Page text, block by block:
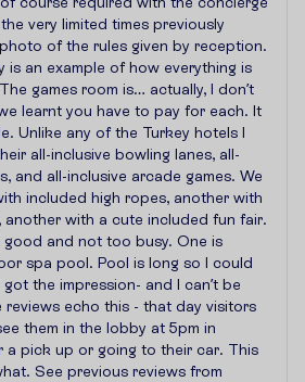
very limited times previously
of the rules given by reception.
an example of how everything is
games room is… actually, I don’t
learnt you have to pay for each. It
Unlike any of the Turkey hotels I
all-inclusive bowling lanes, all-
and all-inclusive arcade games. We
included high ropes, another with
another with a cute included fun fair.
and not too busy. One is
spa pool. Pool is long so I could
the impression- and I can’t be
echo this - that day visitors
them in the lobby at 5pm in
a pick up or going to their car. This
See previous reviews from